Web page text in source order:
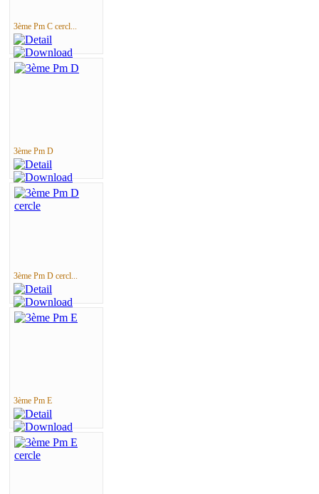
3ème Pm C cercl...
3ème Pm D
3ème Pm D cercl...
3ème Pm E